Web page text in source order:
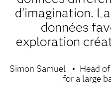
d'imagination.
données
exploration
Simon Samuel
Head
for a large